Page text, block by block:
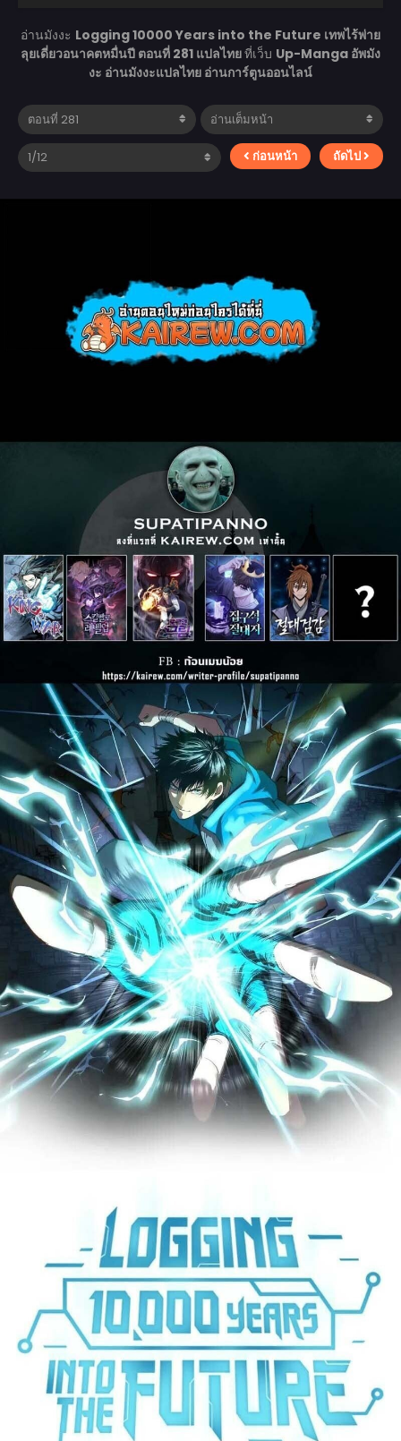
อ่านมังงะ Logging 10000 Years into the Future เทพไร้พ่าย
ลุยเดี่ยวอนาคตหมื่นปี ตอนที่ 281 แปลไทยที่เว็บ Up-Manga อัพมัง
งะ อ่านมังงะแปลไทย อ่านการ์ตูนออนไลน์
ก่อนหน้า ถัดไป